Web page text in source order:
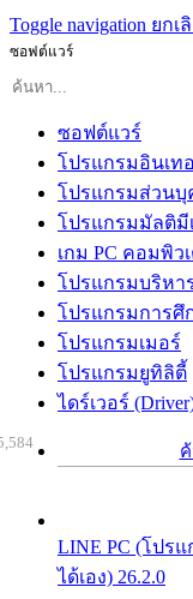
Toggle navigation ยกเ
ซอฟต์แวร์
ซอฟต์แวร์
โปรแกรมอินเท
โปรแกรมส่วนบุ
โปรแกรมมัลติมี
เกม PC คอมพิว
โปรแกรมบริหา
โปรแกรมการศึ
โปรแกรมเมอร์
โปรแกรมยูทิลิตี้
ไดร์เวอร์
LINE PC (โปร
ได้เอง) 26.2.0